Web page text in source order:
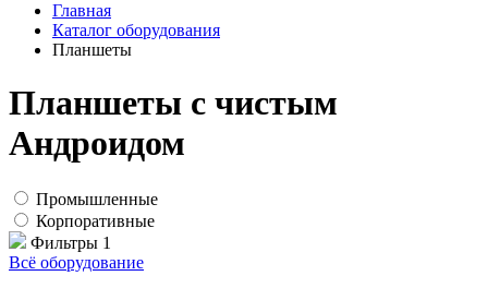
Главная
Каталог оборудования
Планшеты
Планшеты с чистым
Андроидом
Промышленные
Корпоративные
Фильтры 1
Всё оборудование